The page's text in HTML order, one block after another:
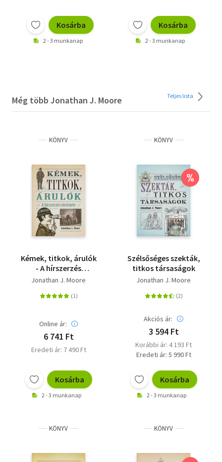
Kosárba
2 - 3 munkanap
Kosárba
2 - 3 munkanap
Még több Jonathan J. Moore Teljes lista
KÖNYV
Kémek, titkok, árulók
- A hírszerzés
története
Jonathan J. Moore
Online ár:
6 741 Ft
Eredeti ár: 7 490 Ft
Kosárba
2 - 3 munkanap
KÖNYV
%
Szélsőséges szekták,
titkos társaságok
Jonathan J. Moore
Akciós ár:
3 594 Ft
Korábbi ár: 4 193 Ft
Eredeti ár: 5 990 Ft
Kosárba
2 - 3 munkanap
KÖNYV KÖNYV